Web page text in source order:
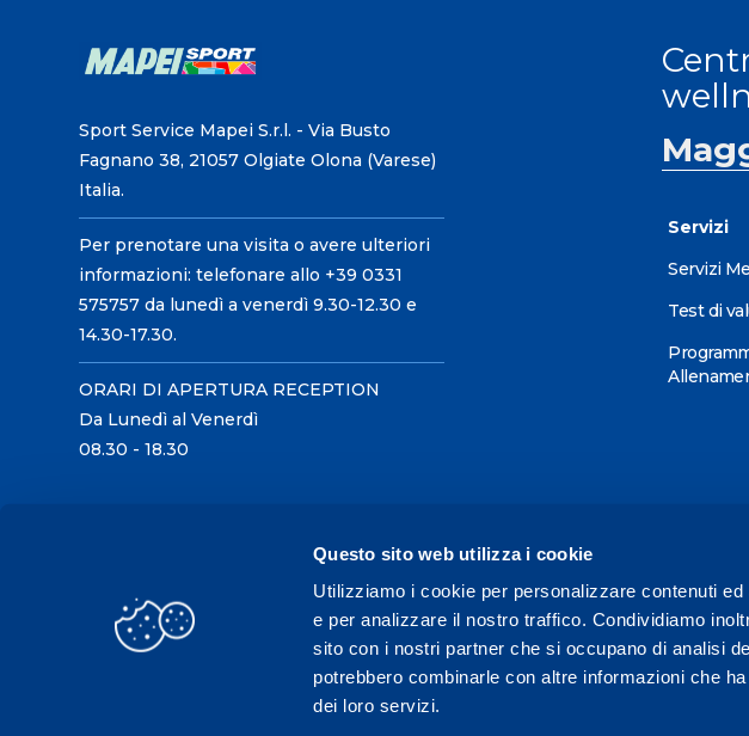
Questo sito web utilizza i cookie
Utilizziamo i cookie per personalizzare contenuti
e per analizzare il nostro traffico. Condividiamo
sito con i nostri partner che si occupano di analisi
potrebbero combinarle con altre informazioni che
dei loro servizi.
Sport Service Mapei S.r.l. - Via Busto
Fagnano 38, 21057 Olgiate Olona (Varese)
Italia.
Per prenotare una visita o avere ulteriori
informazioni: telefonare allo +39 0331
575757 da lunedì a venerdì 9.30-12.30 e
14.30-17.30.
ORARI DI APERTURA RECEPTION
Da Lunedì al Venerdì
08.30 - 18.30
Servizi
Servizi
Test di